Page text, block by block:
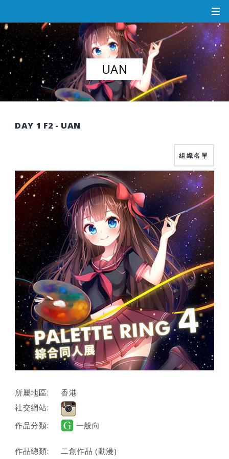
UAN
DAY 1 F2 - UAN
組織名單
所屬地區:
香港
社交網站:
作品分類:
一般向
作品總類: 二創作品 (動漫)